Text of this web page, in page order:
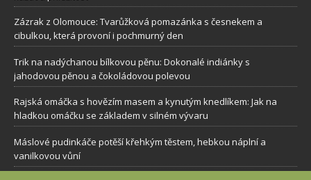
Zázrak z Olomouce: Tvarůžková pomazánka s česnekem a
cibulkou, která provoní i pochmurný den
Trik na nadýchanou bílkovou pěnu: Dokonalé indiánky s
jahodovou pěnou a čokoládovou polevou
Rajská omáčka s hovězím masem a kynutým knedlíkem: Jak na
hladkou omáčku se základem v silném vývaru
Máslové pudinkáče potěší křehkým těstem, hebkou náplní a
vanilkovou vůní